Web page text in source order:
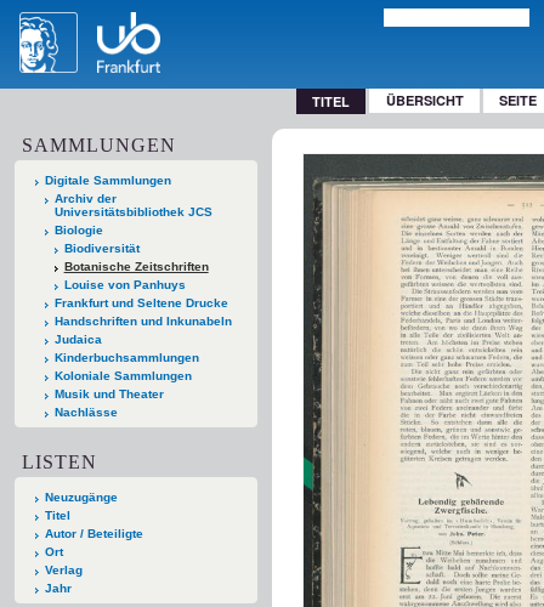
TITEL ÜBERSICHT SEITE
SAMMLUNGEN
Digitale Sammlungen
Archiv der
Universitätsbibliothek JCS
Biologie
Biodiversität
Botanische Zeitschriften
Louise von Panhuys
Frankfurt und Seltene Drucke
Handschriften und Inkunabeln
Judaica
Kinderbuchsammlungen
Koloniale Sammlungen
Musik und Theater
Nachlässe
LISTEN
Neuzugänge
Titel
Autor / Beteiligte
Ort
Verlag
Jahr